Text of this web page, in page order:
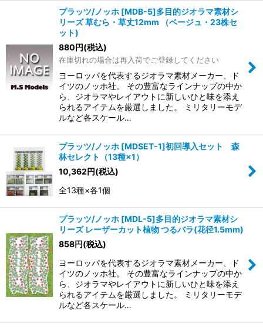
プラッツ/ノッホ [MDB-5]多目的ジオラマ素材シ
リーズ 草むら・草丈12mm （ベージュ・23株セ
ット)
880円(税込)
在庫切れの場合は再入荷でご登録してください
ヨーロッパを代表するジオラマ素材メーカー、ド
イツのノッホ社。 その豊富なラインナップの中か
ら、ジオラマやレイアウトに新しいひと味を添え
られるアイテムを厳選しました。 ミリタリーモデ
ルなど各スケール…
プラッツ/ノッホ [MDSET-1]初回導入セット 森
林セレクト（13種×1）
10,362円(税込)
全13種×各1個
プラッツ/ノッホ [MDL-5]多目的ジオラマ素材シ
リーズ レーザーカット植物 つるバラ(花径1.5mm)
858円(税込)
ヨーロッパを代表するジオラマ素材メーカー、ド
イツのノッホ社。 その豊富なラインナップの中か
ら、ジオラマやレイアウトに新しいひと味を添え
られるアイテムを厳選しました。 ミリタリーモデ
ルなど各スケール…